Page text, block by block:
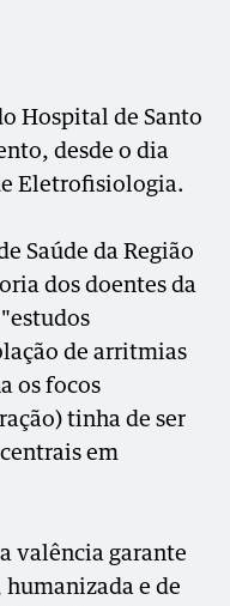
Hospital de Santo
desde o dia
Eletrofisiologia.
Saúde da Região
dos doentes da
de arritmias
os focos
tinha de ser
em
valência garante
e de